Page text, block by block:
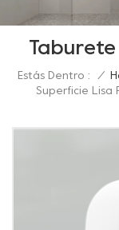
Estás Dentro : /
Superficie Lisa